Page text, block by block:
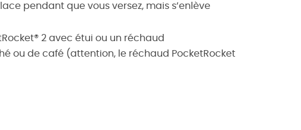
pendant que vous versez, mais s’enlève
2 avec étui ou un réchaud
ou de café (attention, le réchaud PocketRocket